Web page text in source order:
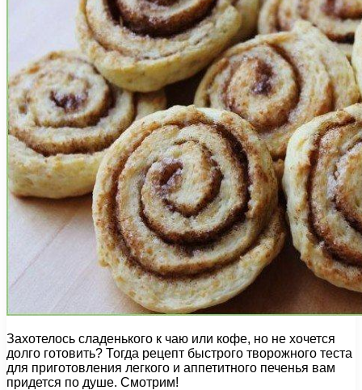
Захотелось сладенького к чаю или кофе, но не хочется
долго готовить? Тогда рецепт быстрого творожного теста
для приготовления легкого и аппетитного печенья вам
придется по душе. Смотрим!